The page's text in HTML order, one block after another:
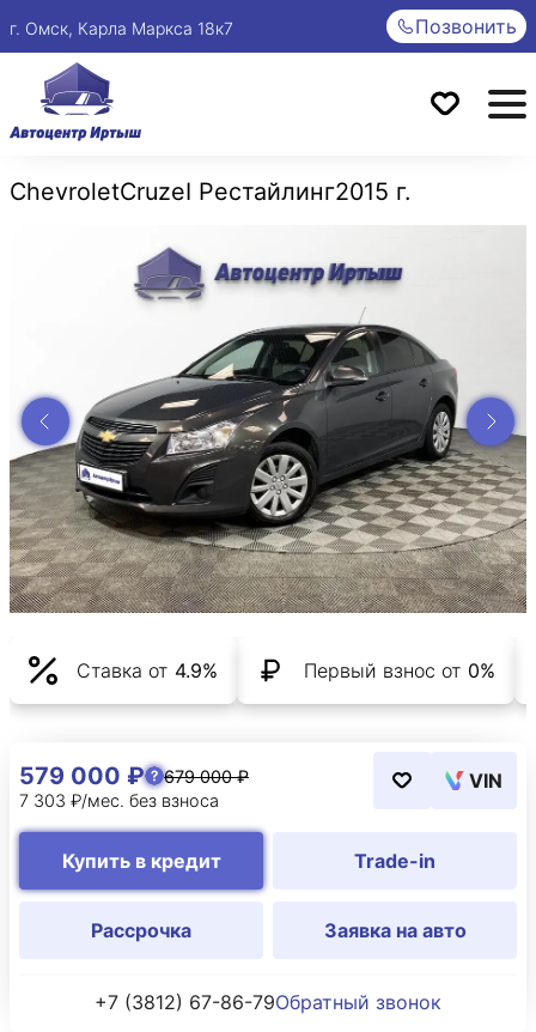
г. Омск, Карла Маркса 18к7 Позвонить
ChevroletCruzeI Рестайлинг2015 г.
Ставка от 4.9% Первый взнос от 0%
579 000 ₽
679 000 ₽
7 303 ₽/мес. без взноса
VIN
Купить в кредит Trade-in
Рассрочка Заявка на авто
+7 (3812) 67-86-79Обратный звонок